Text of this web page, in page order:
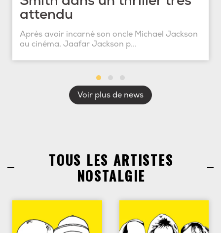
attendu
Après avoir incarné son oncle Michael Jackson
au cinéma, Jaafar Jackson p...
Voir plus de news
TOUS LES ARTISTES
NOSTALGIE